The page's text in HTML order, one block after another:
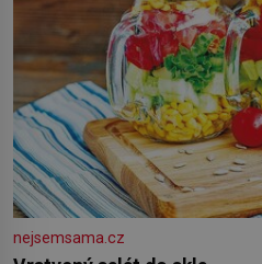
nejsemsama.cz